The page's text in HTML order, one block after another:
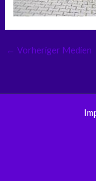
← Vorheriger Medien